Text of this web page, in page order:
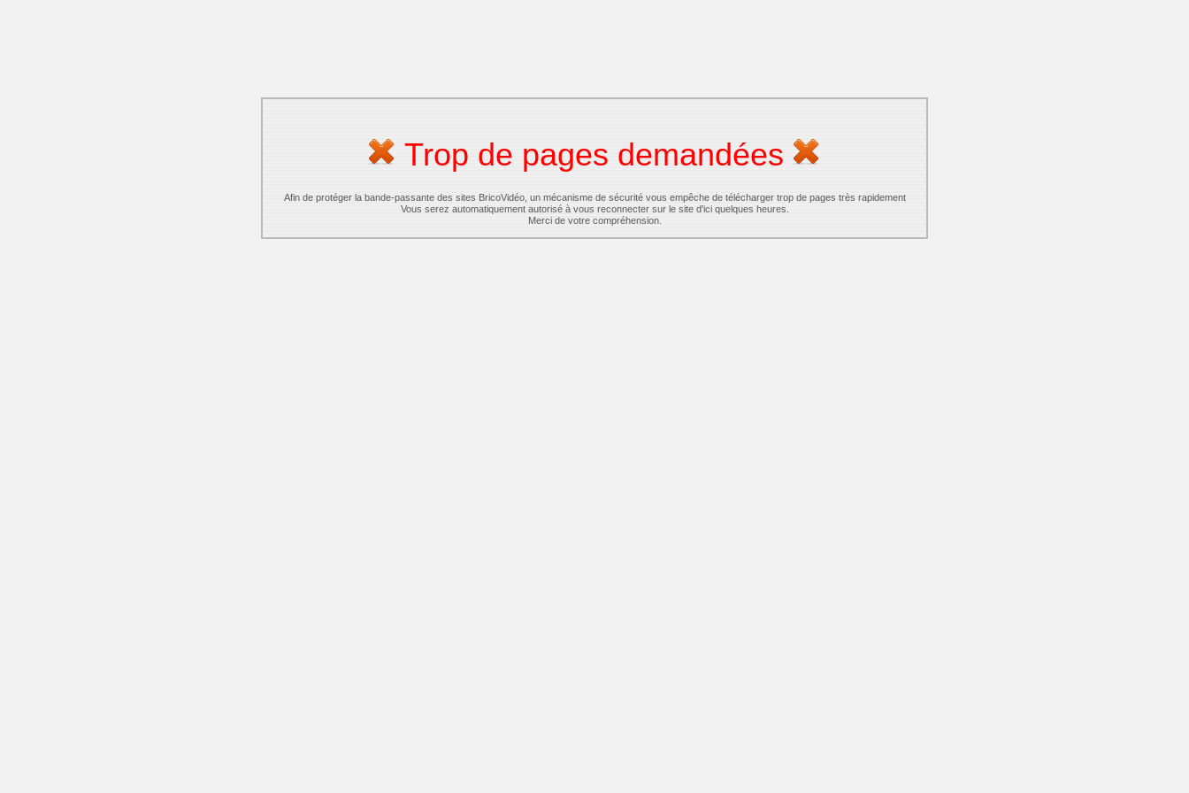
Trop de pages demandées
Afin de protéger la bande-passante des sites BricoVidéo, un mécanisme de sécurité vous empêche de télécharger trop de pages très rapidement
Vous serez automatiquement autorisé à vous reconnecter sur le site d'ici quelques heures.
Merci de votre compréhension.